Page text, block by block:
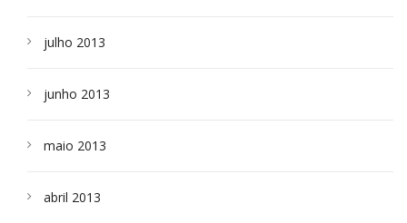
julho 2013
junho 2013
maio 2013
abril 2013